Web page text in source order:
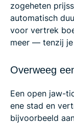
zogeheten
automatisch
voor vertrek
meer — tenzij je
Overweeg
Een open jaw-
ene stad en
bijvoorbeeld